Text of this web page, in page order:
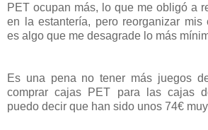
PET ocupan más, lo que me obligó a
en la estantería, pero reorganizar mis
es algo que me desagrade lo más
Es una pena no tener más juegos
comprar cajas PET para las cajas
puedo decir que han sido unos 74€